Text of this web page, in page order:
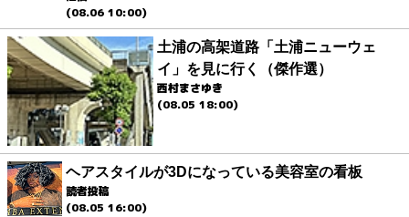
(08.06 10:00)
土浦の高架道路「土浦ニューウェ
イ」を見に行く（傑作選）
西村まさゆき
(08.05 18:00)
ヘアスタイルが3Dになっている美容室の看板
読者投稿
(08.05 16:00)